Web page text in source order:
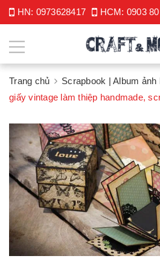
HN: 0973628417 HCM: 0903
Trang chủ Scrapbook | Album ảnh
giấy vintage làm thiệp handmade,